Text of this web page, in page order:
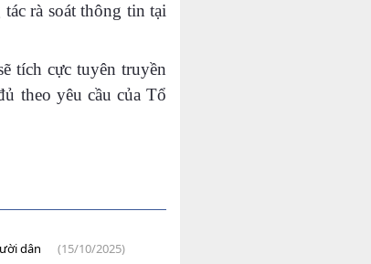
rà soát thông tin tại
tích cực tuyên truyền
theo yêu cầu của Tổ
dân
(15/10/2025)